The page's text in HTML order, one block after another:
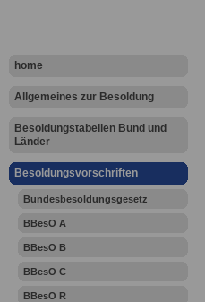
home
Allgemeines zur Besoldung
Besoldungstabellen Bund und
Länder
Besoldungsvorschriften
Bundesbesoldungsgesetz
BBesO A
BBesO B
BBesO C
BBesO R